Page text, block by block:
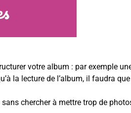
votre album : par exemple
la lecture de l’album, il faudra
chercher à mettre trop de